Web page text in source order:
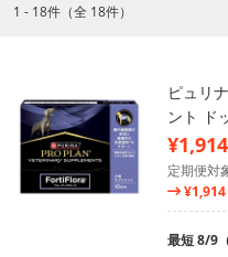
1 - 18件（全 18件）
ピュリ
ント ド
¥1,914
定期便対
¥1,914
最短 8/9